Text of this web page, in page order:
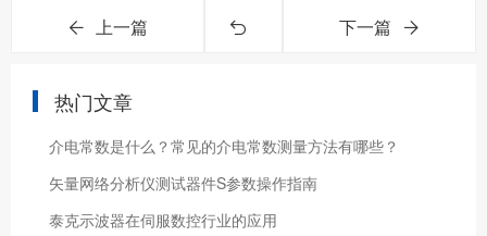
上一篇 下一篇
热门文章
介电常数是什么？常见的介电常数测量方法有哪些？
矢量网络分析仪测试器件S参数操作指南
泰克示波器在伺服数控行业的应用